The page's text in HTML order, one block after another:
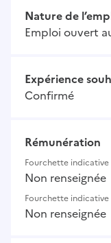
Nature de
Emploi ouvert
Expérience
Confirmé
Rémunération
Fourchette
Non renseignée
Fourchette
Non renseignée